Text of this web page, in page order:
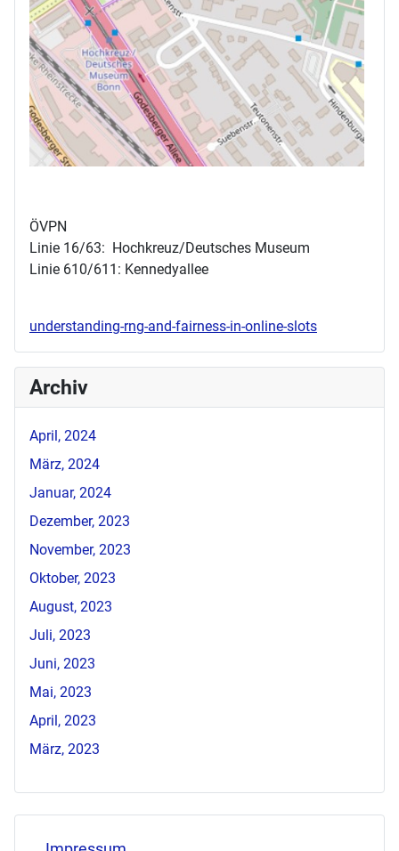
ÖVPN
Linie 16/63: Hochkreuz/Deutsches Museum
Linie 610/611: Kennedyallee
understanding-rng-and-fairness-in-online-slots
Archiv
April, 2024
März, 2024
Januar, 2024
Dezember, 2023
November, 2023
Oktober, 2023
August, 2023
Juli, 2023
Juni, 2023
Mai, 2023
April, 2023
März, 2023